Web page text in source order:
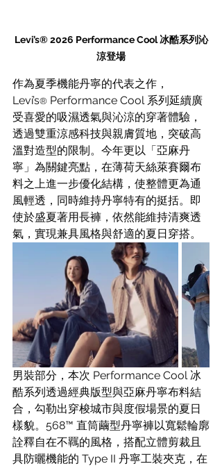
Levi’s® 2026 Performance Cool 冰酷系列沁
涼登場
作為夏季機能丹寧的代表之作，
Levi’s® Performance Cool 系列延續廣
受喜愛的吸濕透氣與沁涼的穿著體驗，
透過雙重涼感科技與親膚質地，突破高
溫對造型的限制。今年更以「亞麻丹
寧」為關鍵亮點，在薄荷天絲萊賽爾布
料之上進一步優化結構，使整體更為通
風輕透，同時維持丹寧特有的挺括。即
使於盛夏著用長褲，依然能維持清爽透
氣，實現兼具風格與舒適的夏日穿搭。
男裝部分，本次 Performance Cool 冰
酷系列透過經典版型與亞麻丹寧布料結
合，勾勒出穿梭城市與度假場景的夏日
樣貌。568™ 直筒繭型丹寧褲以寬鬆輪廓
詮釋自在不羈的風格，搭配立體剪裁且
具防曬機能的 Type II 丹寧工裝夾克，在